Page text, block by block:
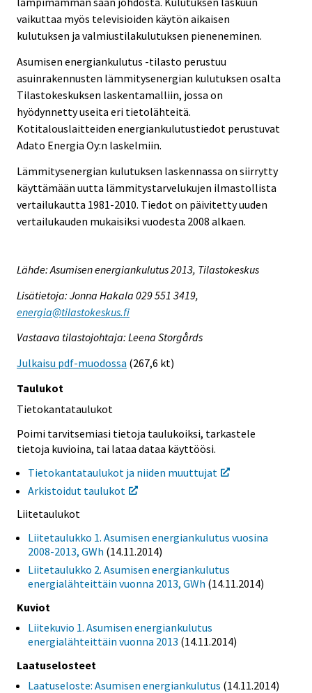
vaikuttaa myös televisioiden käytön aikaisen
kulutuksen ja valmiustilakulutuksen pieneneminen.
Asumisen energiankulutus -tilasto perustuu
asuinrakennusten lämmitysenergian kulutuksen osalta
Tilastokeskuksen laskentamalliin, jossa on
hyödynnetty useita eri tietolähteitä.
Kotitalouslaitteiden energiankulutustiedot perustuvat
Adato Energia Oy:n laskelmiin.
Lämmitysenergian kulutuksen laskennassa on siirrytty
käyttämään uutta lämmitystarvelukujen ilmastollista
vertailukautta 1981-2010. Tiedot on päivitetty uuden
vertailukauden mukaisiksi vuodesta 2008 alkaen.
Lähde: Asumisen energiankulutus 2013, Tilastokeskus
Lisätietoja: Jonna Hakala 029 551 3419,
energia@tilastokeskus.fi
Vastaava tilastojohtaja: Leena Storgårds
Julkaisu pdf-muodossa (267,6 kt)
Taulukot
Tietokantataulukot
Poimi tarvitsemiasi tietoja taulukoiksi, tarkastele
tietoja kuvioina, tai lataa dataa käyttöösi.
Tietokantataulukot ja niiden muuttujat
Arkistoidut taulukot
Liitetaulukot
Liitetaulukko 1. Asumisen energiankulutus vuosina
2008-2013, GWh (14.11.2014)
Liitetaulukko 2. Asumisen energiankulutus
energialähteittäin vuonna 2013, GWh (14.11.2014)
Kuviot
Liitekuvio 1. Asumisen energiankulutus
energialähteittäin vuonna 2013 (14.11.2014)
Laatuselosteet
Laatuseloste: Asumisen energiankulutus (14.11.2014)